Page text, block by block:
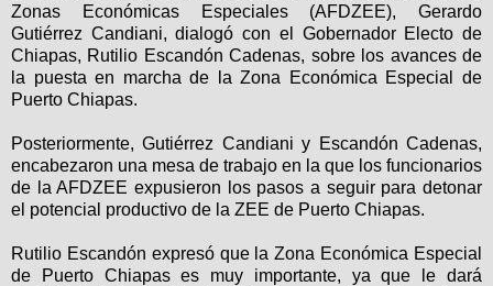
Zonas Económicas Especiales (AFDZEE), Gerardo
Gutiérrez Candiani, dialogó con el Gobernador Electo de
Chiapas, Rutilio Escandón Cadenas, sobre los avances de
la puesta en marcha de la Zona Económica Especial de
Puerto Chiapas.
Posteriormente, Gutiérrez Candiani y Escandón Cadenas,
encabezaron una mesa de trabajo en la que los funcionarios
de la AFDZEE expusieron los pasos a seguir para detonar
el potencial productivo de la ZEE de Puerto Chiapas.
Rutilio Escandón expresó que la Zona Económica Especial
de Puerto Chiapas es muy importante, ya que le dará